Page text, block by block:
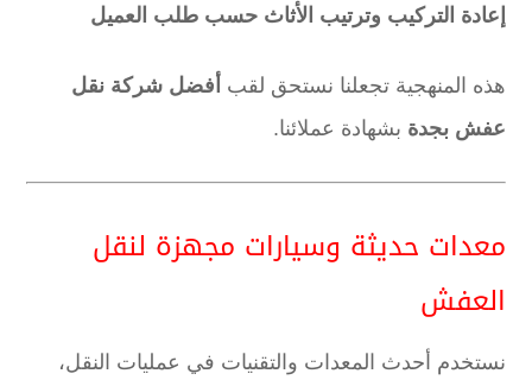
إعادة التركيب وترتيب الأثاث حسب طلب العميل
هذه المنهجية تجعلنا نستحق لقب أفضل شركة نقل
عفش بجدة بشهادة عملائنا.
معدات حديثة وسيارات مجهزة لنقل
العفش
نستخدم أحدث المعدات والتقنيات في عمليات النقل،